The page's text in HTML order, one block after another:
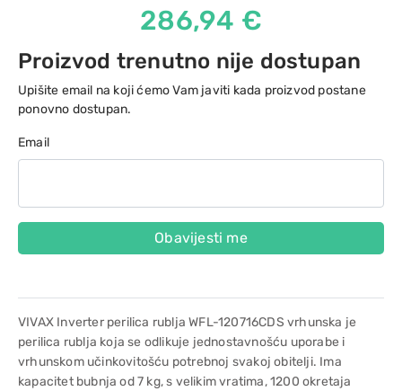
286,94 €
Proizvod trenutno nije dostupan
Upišite email na koji ćemo Vam javiti kada proizvod postane
ponovno dostupan.
Email
Obavijesti me
VIVAX Inverter perilica rublja WFL-120716CDS vrhunska je
perilica rublja koja se odlikuje jednostavnošću uporabe i
vrhunskom učinkovitošću potrebnoj svakoj obitelji. Ima
kapacitet bubnja od 7 kg, s velikim vratima, 1200 okretaja